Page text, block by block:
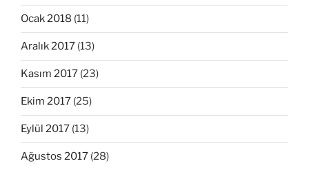
Ocak 2018 (11)
Aralık 2017 (13)
Kasım 2017 (23)
Ekim 2017 (25)
Eylül 2017 (13)
Ağustos 2017 (28)